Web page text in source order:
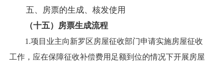
五、
房票的生成、核发使用
（十五） 房票生成流程
1.项目业主向新罗区房屋征收部门申请实施房屋征收
工作，应在保障征收补偿费用足额到位的情况下开展房屋